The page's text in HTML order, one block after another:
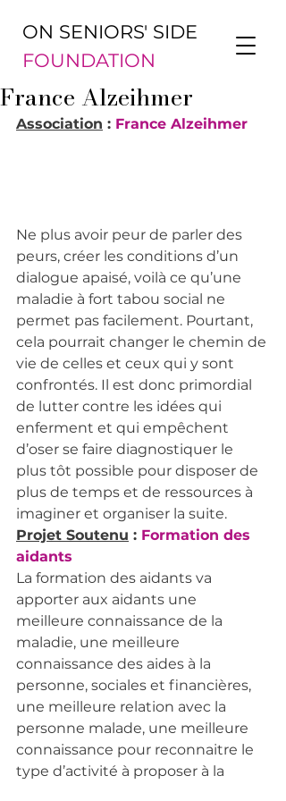
ON SENIORS' SIDE
FOUNDATION
France Alzeihmer
Association : France Alzeihmer
Ne plus avoir peur de parler des
peurs, créer les conditions d’un
dialogue apaisé, voilà ce qu’une
maladie à fort tabou social ne
permet pas facilement. Pourtant,
cela pourrait changer le chemin de
vie de celles et ceux qui y sont
confrontés. Il est donc primordial
de lutter contre les idées qui
enferment et qui empêchent
d’oser se faire diagnostiquer le
plus tôt possible pour disposer de
plus de temps et de ressources à
imaginer et organiser la suite.
Projet Soutenu : Formation des
aidants
La formation des aidants va
apporter aux aidants une
meilleure connaissance de la
maladie, une meilleure
connaissance des aides à la
personne, sociales et financières,
une meilleure relation avec la
personne malade, une meilleure
connaissance pour reconnaitre le
type d’activité à proposer à la